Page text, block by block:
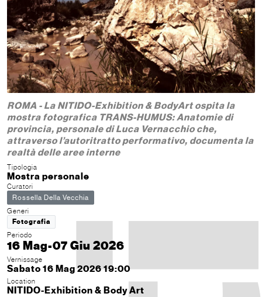
ROMA - La NITIDO-Exhibition & BodyArt ospita la
mostra fotografica TRANS-HUMUS: Anatomie di
provincia, personale di Luca Vernacchio che,
attraverso l’autoritratto performativo, documenta la
realtà delle aree interne
Tipologia
Mostra personale
Curatori
Rossella Della Vecchia
Generi
Fotografia
Periodo
16 Mag-07 Giu 2026
Vernissage
Sabato 16 Mag 2026 19:00
Location
NITIDO-Exhibition & Body Art